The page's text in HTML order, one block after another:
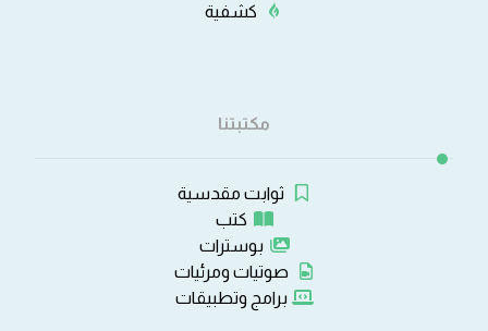
كشفية
مكتبتنا
ثوابت مقدسية
كتب
بوسترات
صوتيات ومرئيات
برامج وتطبيقات